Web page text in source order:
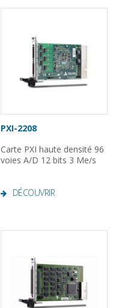
PXI-2208
Carte PXI haute densité 96
voies A/D 12 bits 3 Me/s
DÉCOUVRIR